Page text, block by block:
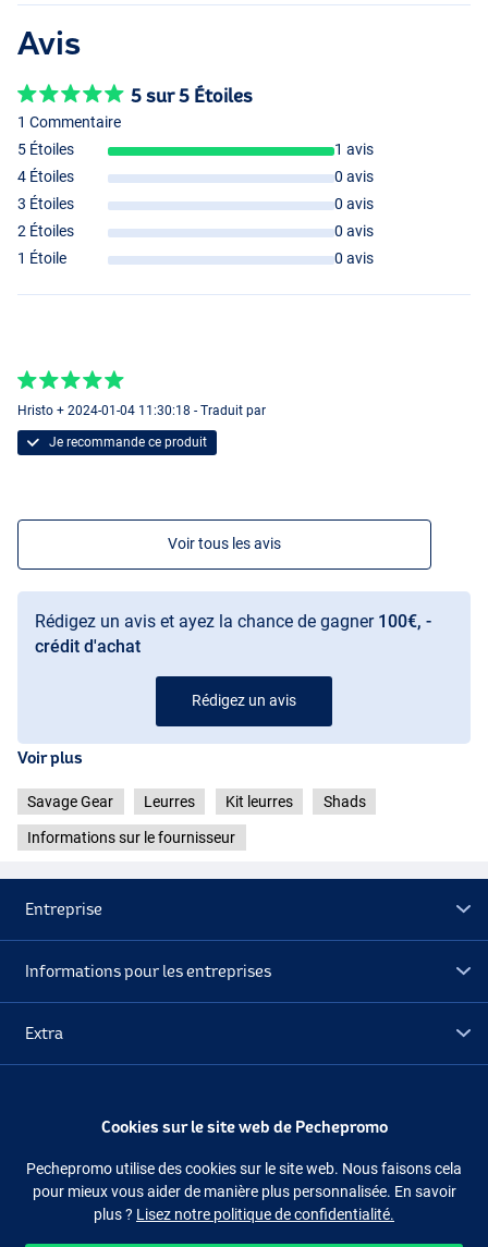
Clearwater Mix
Avis
5 sur 5 Étoiles
1 Commentaire
5 Étoiles
1 avis
4 Étoiles
0 avis
3 Étoiles
0 avis
2 Étoiles
0 avis
1 Étoile
0 avis
Hristo + 2024-01-04 11:30:18 - Traduit par
Je recommande ce produit
Voir tous les avis
Rédigez un avis et ayez la chance de gagner 100€, -
crédit d'achat
Rédigez un avis
Voir plus
Savage Gear Leurres Kit leurres Shads
Informations sur le fournisseur
Entreprise
Informations pour les entreprises
Extra
Suivez-nous Facebook Instagram
Cookies sur le site web de Pechepromo
Pechepromo utilise des cookies sur le site web. Nous faisons cela
pour mieux vous aider de manière plus personnalisée. En savoir
plus ? Lisez notre politique de confidentialité.